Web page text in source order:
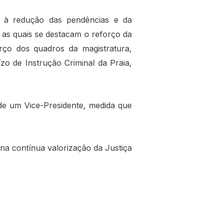
redução das pendências e da
quais se destacam o reforço da
dos quadros da magistratura,
de Instrução Criminal da Praia,
um Vice-Presidente, medida que
contínua valorização da Justiça